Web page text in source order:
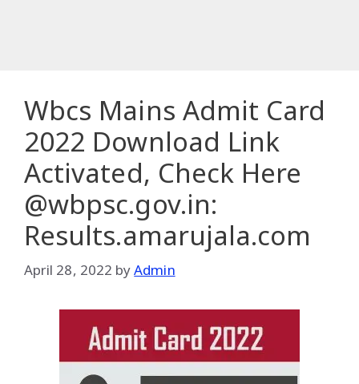
Wbcs Mains Admit Card
2022 Download Link
Activated, Check Here
@wbpsc.gov.in:
Results.amarujala.com
April 28, 2022 byAdmin